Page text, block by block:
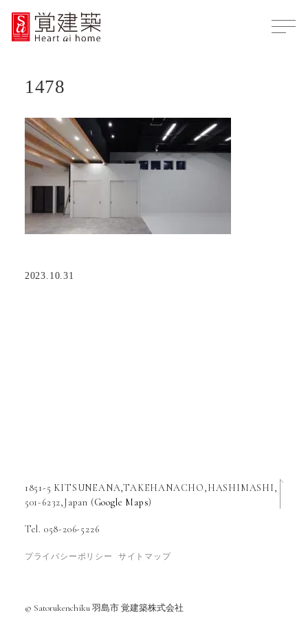
1478
2023.10.31
1851-5 KITSUNEANA,TAKEHANACHO,HASHIMASHI,
501-6232,Japan (Google Maps)
Tel. 058-206-5226
プライバシーポリシー サイトマップ
© Satorukenchiku 羽島市 覚建築株式会社